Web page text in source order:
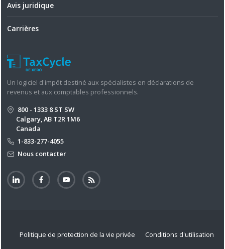
Avis juridique
Carrières
Un logiciel d'impôt destiné aux spécialistes en déclarations de
revenus et aux comptables professionnels.
800 - 1333 8 ST SW
Calgary, AB T2R 1M6
Canada
1-833-277-4055
Nous contacter
Politique de protection de la vie privée
Conditions d'utilisation